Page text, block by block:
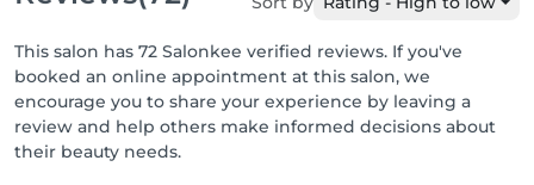
This salon has 72 Salonkee verified reviews. If you've
booked an online appointment at this salon, we
encourage you to share your experience by leaving a
review and help others make informed decisions about
their beauty needs.